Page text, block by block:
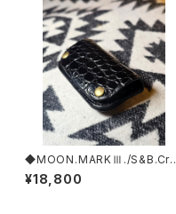
◆MOON.MARKⅢ./S&B.Cro
codile. Coin Case.xxx. Bla
ck.Edition
¥18,800